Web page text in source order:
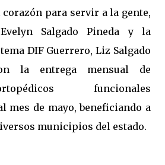
para servir a la gente,
Salgado Pineda y la
DIF Guerrero, Liz Salgado
la entrega mensual de
funcionales
mes de mayo, beneficiando a
municipios del estado.